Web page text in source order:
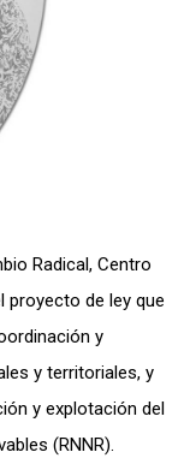
Radical, Centro
proyecto de ley que
y
y territoriales, y
y explotación del
(RNNR).